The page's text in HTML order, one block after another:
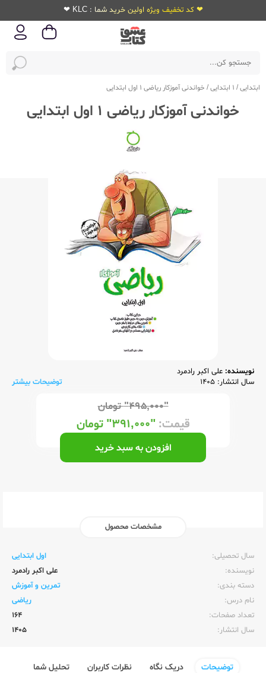
❤ کد تخفیف ویژه اولین خرید شما : KLC ❤
ابتدایی/ 1 ابتدایی / خواندنی آموزکار ریاضی 1 اول ابتدایی
خواندنی آموزکار ریاضی 1 اول ابتدایی
نویسنده: علی اکبر رادمرد
سال انتشار: 1405
توضیحات بیشتر
"۴۹۵,۰۰۰" تومان
قیمت:"۳۹۱,۰۰۰" تومان
افزودن به سبد خرید
مشخصات محصول
سال تحصیلی:‌
اول ابتدایی
نویسنده:‌
علی اکبر رادمرد
دسته بندی:
تمرین و آموزش
نام درس:
ریاضی
تعداد صفحات:‌
164
سال انتشار:‌
1405
توضیحات دریک نگاه نظرات کاربران تحلیل شما